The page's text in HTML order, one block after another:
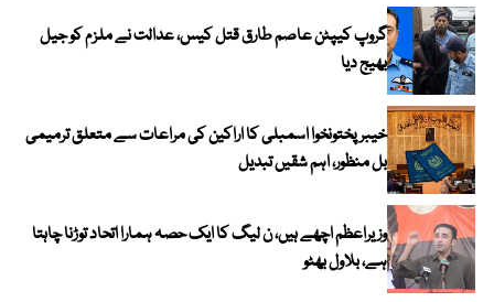
گروپ کیپٹن عاصم طارق قتل کیس، عدالت نے ملزم کو جیل
بھیج دیا
خیبرپختونخوا اسمبلی کا اراکین کی مراعات سے متعلق ترمیمی
بل منظور، اہم شقیں تبدیل
وزیراعظم اچھے ہیں، ن لیگ کا ایک حصہ ہمارا اتحاد توڑنا چاہتا
ہے، بلاول بھٹو